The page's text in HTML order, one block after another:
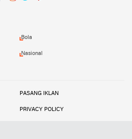
Bola
Nasional
PASANG IKLAN
PRIVACY POLICY